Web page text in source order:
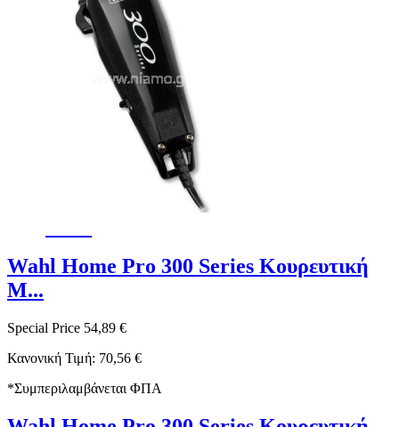
Wahl Home Pro 300 Series Κουρευτική
Μ...
Special Price 54,89 €
Κανονική Τιμή: 70,56 €
*Συμπεριλαμβάνεται ΦΠΑ